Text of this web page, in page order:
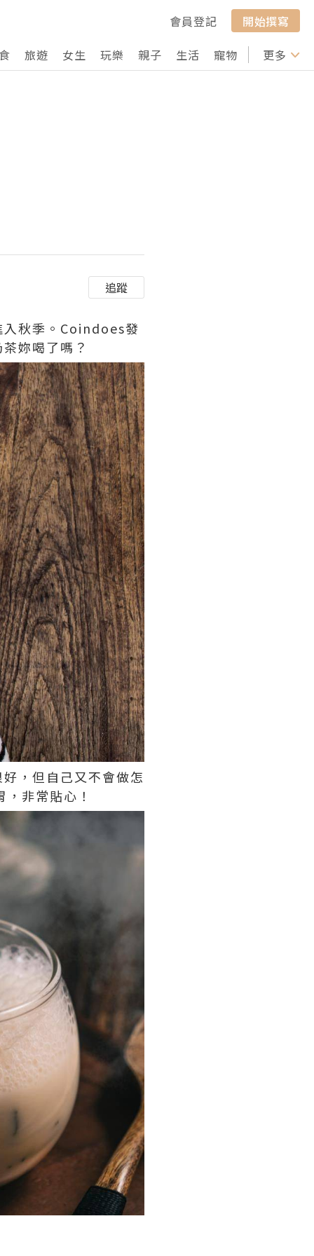
會員登記
開始撰寫
旅遊 女生 玩樂 親子 生活 寵物 行山 打卡
更多
追蹤
秋季。Coindoes發
妳喝了嗎？
，但自己又不會做怎
非常貼心！